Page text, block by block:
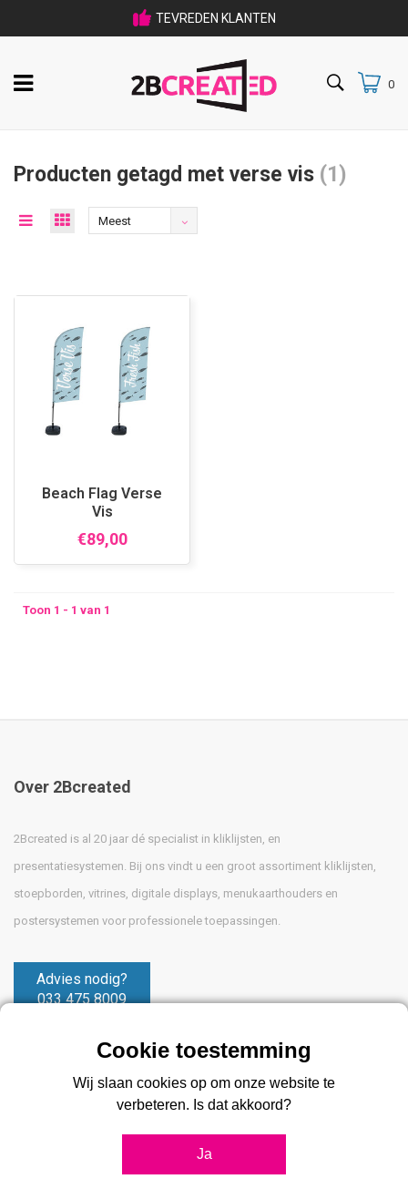
TEVREDEN KLANTEN
033 475 80 09
0
Producten getagd met verse vis (1)
Meest
Beach Flag Verse
Vis
€89,00
Toon 1 - 1 van 1
Over 2Bcreated
2Bcreated is al 20 jaar dé specialist in kliklijsten, en
presentatiesystemen. Bij ons vindt u een groot assortiment kliklijsten,
stoepborden, vitrines, digitale displays, menukaarthouders en
postersystemen voor professionele toepassingen.
Advies nodig?
033 475 8009
Wij slaan cookies op om onze website te
verbeteren. Is dat akkoord?
Ja